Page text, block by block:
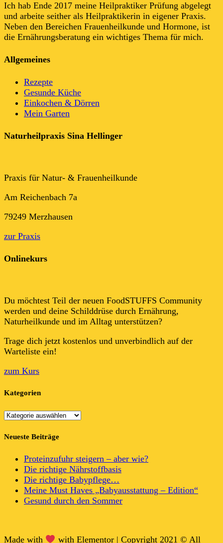
Ich hab Ende 2017 meine Heilpraktiker Prüfung abgelegt
und arbeite seither als Heilpraktikerin in eigener Praxis.
Neben den Bereichen Frauenheilkunde und Hormone, ist
die Ernährungsberatung ein wichtiges Thema für mich.
Allgemeines
Rezepte
Gesunde Küche
Einkochen & Dörren
Mein Garten
Naturheilpraxis Sina Hellinger
Praxis für Natur- & Frauenheilkunde
Am Reichenbach 7a
79249 Merzhausen
zur Praxis
Onlinekurs
Du möchtest Teil der neuen FoodSTUFFS Community
werden und deine Schilddrüse durch Ernährung,
Naturheilkunde und im Alltag unterstützen?
Trage dich jetzt kostenlos und unverbindlich auf der
Warteliste ein!
zum Kurs
Kategorien
Kategorien
Neueste Beiträge
Proteinzufuhr steigern – aber wie?
Die richtige Nährstoffbasis
Die richtige Babypflege…
Meine Must Haves „Babyausstattung – Edition“
Gesund durch den Sommer
Made with with Elementor | Copyright 2021 © All